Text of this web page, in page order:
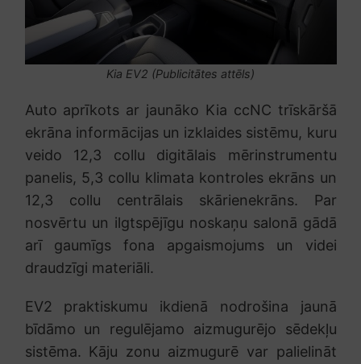
Kia EV2 (Publicitātes attēls)
Auto aprīkots ar jaunāko Kia ccNC trīskāršā
ekrāna informācijas un izklaides sistēmu, kuru
veido 12,3 collu digitālais mērinstrumentu
panelis, 5,3 collu klimata kontroles ekrāns un
12,3 collu centrālais skārienekrāns. Par
nosvērtu un ilgtspējīgu noskaņu salonā gādā
arī gaumīgs fona apgaismojums un videi
draudzīgi materiāli.
EV2 praktiskumu ikdienā nodrošina jaunā
bīdāmo un regulējamo aizmugurējo sēdekļu
sistēma. Kāju zonu aizmugurē var palielināt